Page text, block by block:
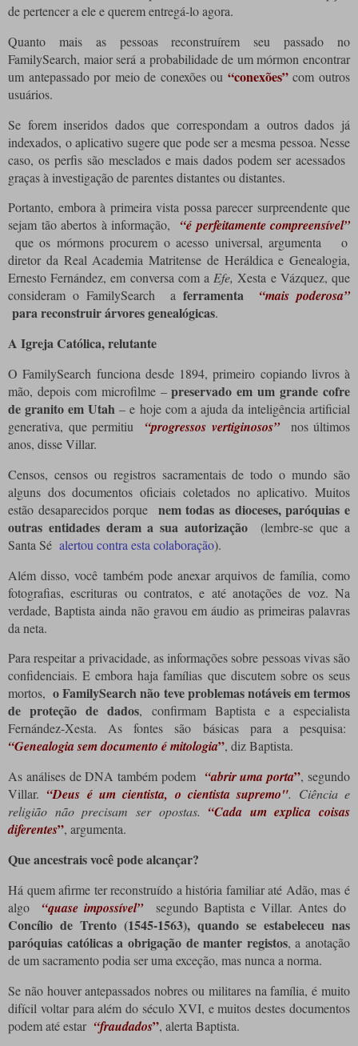
de pertencer a ele e querem entregá-lo agora.
Quanto mais as pessoas reconstruírem seu passado no
FamilySearch, maior será a probabilidade de um mórmon encontrar
um antepassado por meio de conexões ou “conexões”com outros
usuários.
Se forem inseridos dados que correspondam a outros dados já
indexados, o aplicativo sugere que pode ser a mesma pessoa. Nesse
caso, os perfis são mesclados e mais dados podem ser acessados ​​
graças à investigação de parentes distantes ou distantes.
Portanto, embora à primeira vista possa parecer surpreendente que
sejam tão abertos à informação, “é perfeitamente compreensível”
que os mórmons procurem o acesso universal, argumenta
o
diretor da Real Academia Matritense de Heráldica e Genealogia,
Ernesto Fernández, em conversa com aEfe, Xesta e Vázquez, que
consideram o FamilySearch a ferramenta “mais poderosa”
para reconstruir árvores genealógicas.
A Igreja Católica, relutante
O FamilySearch funciona desde 1894, primeiro copiando livros à
mão, depois com microfilme –preservado em um grande cofre
de granito em Utah – e hoje com a ajuda da inteligência artificial
generativa, que permitiu “progressos vertiginosos”nos últimos
anos, disse Villar.
Censos, censos ou registros sacramentais de todo o mundo são
alguns dos documentos oficiais coletados no aplicativo. Muitos
estão desaparecidos porque nem todas as dioceses, paróquias e
outras entidades deram a sua autorização(lembre-se que a
Santa Sé alertou contra esta colaboração).
Além disso, você também pode anexar arquivos de família, como
fotografias, escrituras ou contratos, e até anotações de voz. Na
verdade, Baptista ainda não gravou em áudio as primeiras palavras
da neta.
Para respeitar a privacidade, as informações sobre pessoas vivas são
confidenciais.E embora haja famílias que discutem sobre os seus
mortos,o FamilySearch não teve problemas notáveis ​​em termos
de proteção de dados, confirmam Baptista e a especialista
Fernández-Xesta.As fontes são básicas para a pesquisa:
“Genealogia sem documento é mitologia”, diz Baptista.
As análises de DNA também podem “abrir uma porta”, segundo
Villar. “Deus é um cientista, o cientista supremo". Ciência e
religião não precisam ser opostas. “Cada um explica coisas
diferentes”, argumenta.
Que ancestrais você pode alcançar?
Há quem afirme ter reconstruído a história familiar até Adão, mas é
algo “quase impossível”segundo Baptista e Villar. Antes do
Concílio de Trento (1545-1563), quando se estabeleceu nas
paróquias católicas a obrigação de manter registos, a anotação
de um sacramento podia ser uma exceção, mas nunca a norma.
Se não houver antepassados ​​nobres ou militares na família, é muito
difícil voltar para além do século XVI, e muitos destes documentos
podem até estar “fraudados”, alerta Baptista.